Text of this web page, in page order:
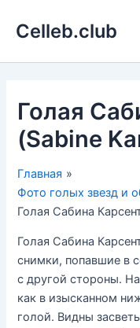
Celleb.club
Голая
(Sabine
Главная
Фото голых звезд и
Голая Сабина
Голая Сабина
снимки, попавшие в
с другой стороны.
как в изысканном
голой. Видны